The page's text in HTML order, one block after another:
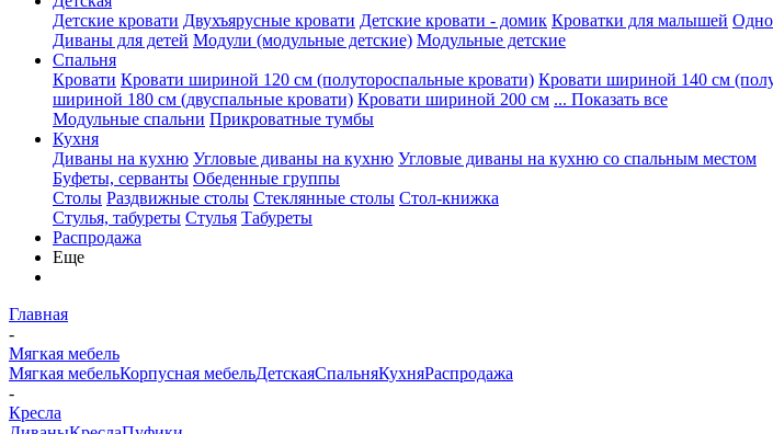
Детские кровати Двухъярусные кровати Детские кровати - домик Кроватки для малышей
Диваны для детей Модули (модульные детские) Модульные детские
Спальня
Кровати Кровати шириной 120 см (полутороспальные кровати) Кровати шириной 140 см
шириной 180 см (двуспальные кровати) Кровати шириной 200 см ... Показать все
Модульные спальни Прикроватные тумбы
Кухня
Диваны на кухню Угловые диваны на кухню Угловые диваны на кухню со спальным местом
Буфеты, серванты Обеденные группы
Столы Раздвижные столы Стеклянные столы Стол-книжка
Стулья, табуреты Стулья Табуреты
Распродажа
Еще
Главная
-
Мягкая мебель
Мягкая мебельКорпусная мебельДетскаяСпальняКухняРаспродажа
-
Кресла